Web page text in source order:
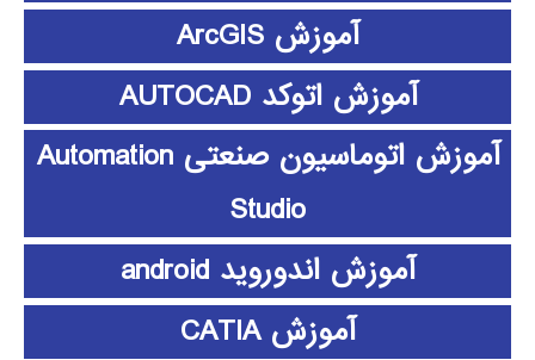
آموزش ArcGIS
آموزش اتوکد AUTOCAD
آموزش اتوماسیون صنعتی Automation
Studio
آموزش اندوروید android
آموزش CATIA